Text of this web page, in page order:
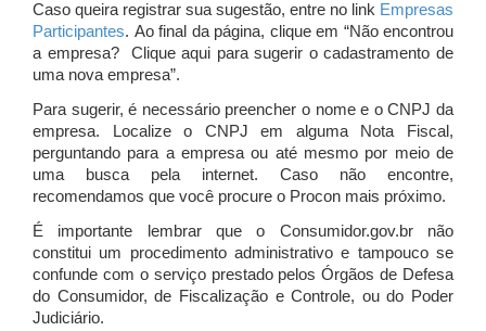
Caso queira registrar sua sugestão, entre no link Empresas
Participantes. Ao final da página, clique em “Não encontrou
a empresa? Clique aqui para sugerir o cadastramento de
uma nova empresa”.
Para sugerir, é necessário preencher o nome e o CNPJ da
empresa. Localize o CNPJ em alguma Nota Fiscal,
perguntando para a empresa ou até mesmo por meio de
uma busca pela internet. Caso não encontre,
recomendamos que você procure o Procon mais próximo.
É importante lembrar que o Consumidor.gov.br não
constitui um procedimento administrativo e tampouco se
confunde com o serviço prestado pelos Órgãos de Defesa
do Consumidor, de Fiscalização e Controle, ou do Poder
Judiciário.